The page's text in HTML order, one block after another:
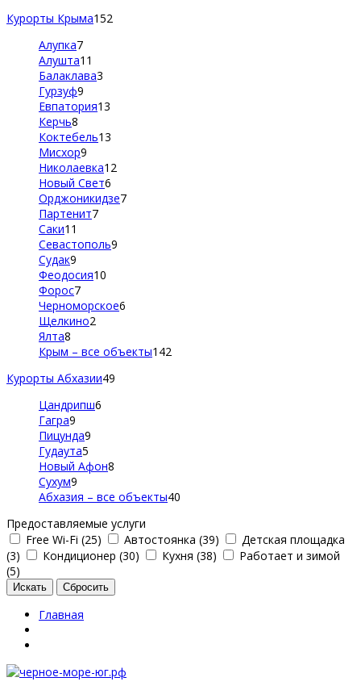
Курорты Крыма152
Алупка7
Алушта11
Балаклава3
Гурзуф9
Евпатория13
Керчь8
Коктебель13
Мисхор9
Николаевка12
Новый Свет6
Орджоникидзе7
Партенит7
Саки11
Севастополь9
Судак9
Феодосия10
Форос7
Черноморское6
Щелкино2
Ялта8
Крым – все объекты142
Курорты Абхазии49
Цандрипш6
Гагра9
Пицунда9
Гудаута5
Новый Афон8
Сухум9
Абхазия – все объекты40
Предоставляемые услуги
Free Wi-Fi (25)
Автостоянка (39)
Детская площадка
(3)
Кондиционер (30) Кухня (38)
Работает и зимой
(5)
Главная